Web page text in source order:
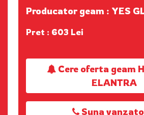
Producator geam : YES
Pret : 603 Lei
Cere oferta geam
ELANTRA
Suna